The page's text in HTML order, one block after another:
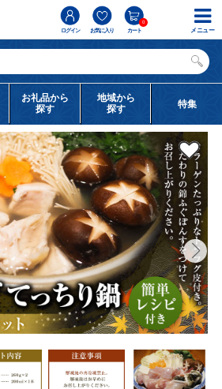
ログイン お気に入り カート
0
お礼品から
探す
地域から
探す
特集
メニュー